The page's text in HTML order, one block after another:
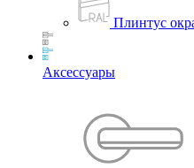
Плинтус
Аксессуары